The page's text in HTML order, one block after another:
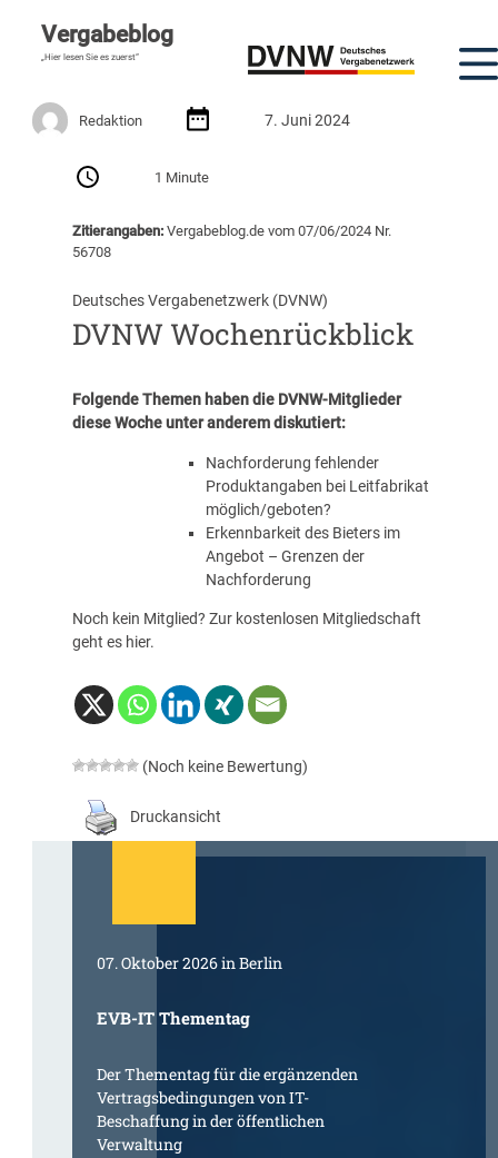
Vergabeblog
„Hier lesen Sie es zuerst“
Redaktion 7. Juni 2024
1 Minute
Zitierangaben:Vergabeblog.de vom 07/06/2024 Nr.
56708
Deutsches Vergabenetzwerk (DVNW)
DVNW Wochenrückblick
Folgende Themen haben die DVNW-Mitglieder
diese Woche unter anderem diskutiert:
Nachforderung fehlender
Produktangaben bei Leitfabrikat
möglich/geboten?
Erkennbarkeit des Bieters im
Angebot – Grenzen der
Nachforderung
Noch kein Mitglied? Zur kostenlosen Mitgliedschaft
geht es hier.
(Noch keine Bewertung)
Druckansicht
07. Oktober 2026 in Berlin
EVB-IT Thementag
Der Thementag für die ergänzenden
Vertragsbedingungen von IT-
Beschaffung in der öffentlichen
Verwaltung